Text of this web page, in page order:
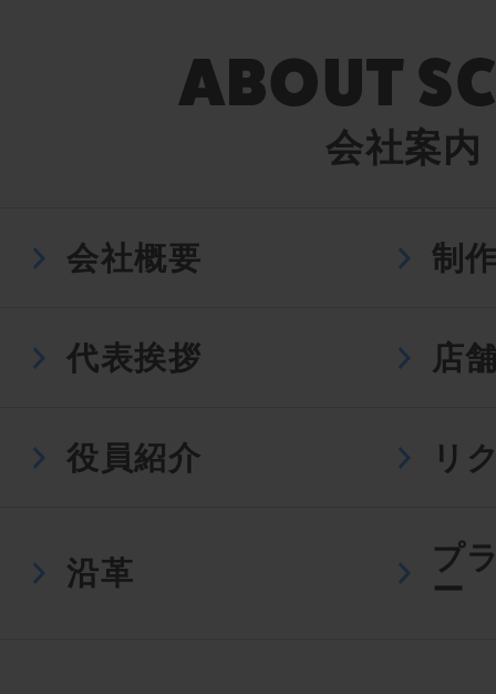
会社案内
会社概要 制
代表挨拶 店
役員紹介 リ
沿革
プ
ー